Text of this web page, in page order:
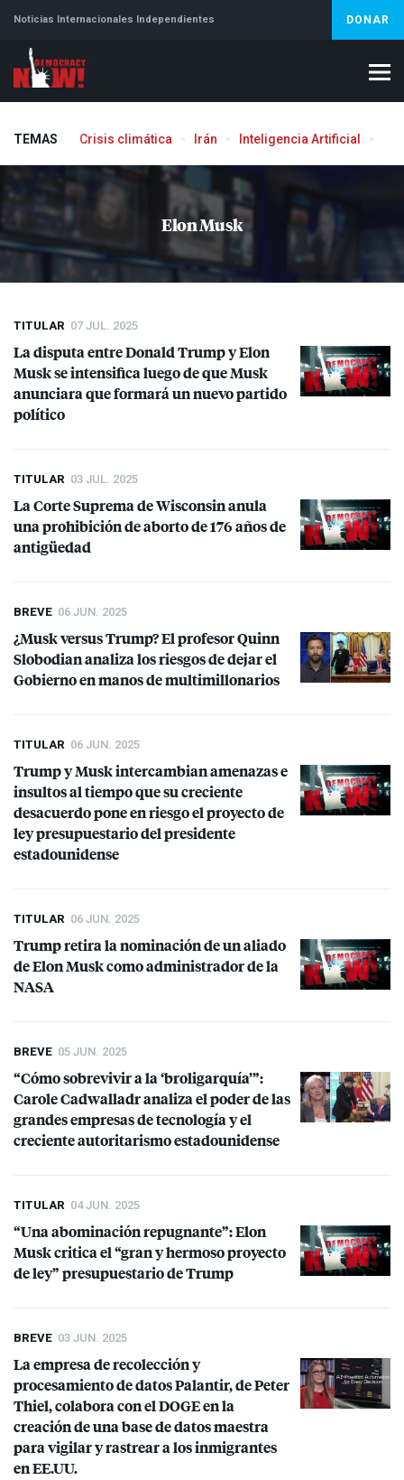
Noticias Internacionales Independientes DONAR
TEMAS Crisis climática Irán Inteligencia Artificial
Elon Musk
TITULAR 07 JUL. 2025
La disputa entre Donald Trump y Elon
Musk se intensifica luego de que Musk
anunciara que formará un nuevo partido
político
TITULAR 03 JUL. 2025
La Corte Suprema de Wisconsin anula
una prohibición de aborto de 176 años de
antigüedad
BREVE 06 JUN. 2025
¿Musk versus Trump? El profesor Quinn
Slobodian analiza los riesgos de dejar el
Gobierno en manos de multimillonarios
TITULAR 06 JUN. 2025
Trump y Musk intercambian amenazas e
insultos al tiempo que su creciente
desacuerdo pone en riesgo el proyecto de
ley presupuestario del presidente
estadounidense
TITULAR 06 JUN. 2025
Trump retira la nominación de un aliado
de Elon Musk como administrador de la
NASA
BREVE 05 JUN. 2025
“Cómo sobrevivir a la ‘broligarquía’”:
Carole Cadwalladr analiza el poder de las
grandes empresas de tecnología y el
creciente autoritarismo estadounidense
TITULAR 04 JUN. 2025
“Una abominación repugnante”: Elon
Musk critica el “gran y hermoso proyecto
de ley” presupuestario de Trump
BREVE 03 JUN. 2025
La empresa de recolección y
procesamiento de datos Palantir, de Peter
Thiel, colabora con elDOGEen la
creación de una base de datos maestra
para vigilar y rastrear a los inmigrantes
en EE.UU.